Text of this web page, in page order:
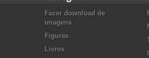
Fazer download de
imagens
Figuras
Livros